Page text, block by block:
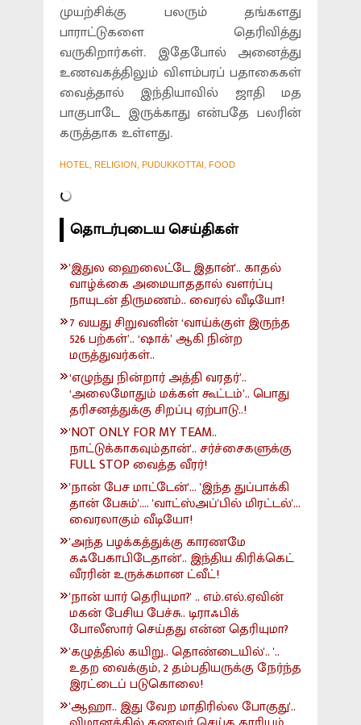
முயற்சிக்கு பலரும் தங்களது
பாராட்டுகளை தெரிவித்து
வருகிறார்கள். இதேபோல் அனைத்து
உணவகத்திலும் விளம்பரப் பதாகைகள்
வைத்தால் இந்தியாவில் ஜாதி மத
பாகுபாடே இருக்காது என்பதே பலரின்
கருத்தாக உள்ளது.
HOTEL, RELIGION, PUDUKKOTTAI, FOOD
தொடர்புடைய செய்திகள்
'இதுல ஹைலைட்டே இதான்'.. காதல்
வாழ்க்கை அமையாததால் வளர்ப்பு
நாயுடன் திருமணம்.. வைரல் வீடியோ!
7 வயது சிறுவனின் ‘வாய்க்குள் இருந்த
526 பற்கள்’.. ‘ஷாக்’ ஆகி நின்ற
மருத்துவர்கள்..
‘எழுந்து நின்றார் அத்தி வரதர்’..
‘அலைமோதும் மக்கள் கூட்டம்’.. பொது
தரிசனத்துக்கு சிறப்பு ஏற்பாடு..!
'NOT ONLY FOR MY TEAM..
நாட்டுக்காகவும்தான்'.. சர்ச்சைகளுக்கு
FULL STOP வைத்த வீரர்!
'நான் பேச மாட்டேன்'... 'இந்த துப்பாக்கி
தான் பேசும்'.... 'வாட்ஸ்அப்'பில் மிரட்டல்'...
வைரலாகும் வீடியோ!
'அந்த பழக்கத்துக்கு காரணமே
கஃபேகாபிடேதான்'.. இந்திய கிரிக்கெட்
வீரரின் உருக்கமான ட்வீட்!
'நான் யார் தெரியுமா?' .. எம்.எல்.ஏவின்
மகன் பேசிய பேச்சு.. டிராஃபிக்
போலீஸார் செய்தது என்ன தெரியுமா?
'கழுத்தில் கயிறு.. தொண்டையில்'.. '..
உதற வைக்கும், 2 தம்பதியருக்கு நேர்ந்த
இரட்டைப் படுகொலை!
'ஆஹா.. இது வேற மாதிரில்ல போகுது'..